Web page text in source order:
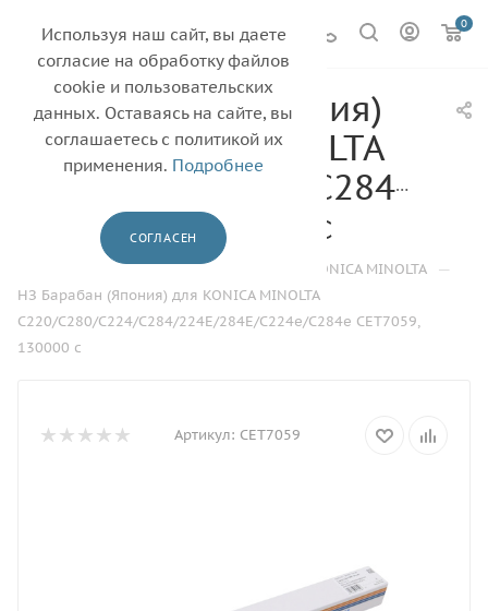
0
НЗ Барабан (Япония)
для KONICA MINOLTA
C220/C280/C224/C284/
CET7059, 130000 с
Каталог — Барабаны KONICA MINOLTA —
НЗ Барабан (Япония) для KONICA MINOLTA
C220/C280/C224/C284/224E/284E/C224e/C284e CET7059,
130000 с
Артикул: CET7059
Используя наш сайт, вы даете
согласие на обработку файлов
cookie и пользовательских
данных. Оставаясь на сайте, вы
соглашаетесь с политикой их
применения. Подробнее
СОГЛАСЕН